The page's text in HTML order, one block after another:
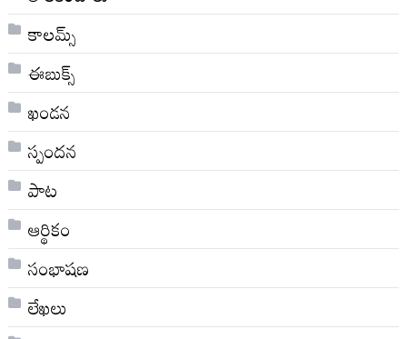
కాలమ్స్
ఈబుక్స్
ఖండన
స్పందన
పాట
ఆర్థికం
సంభాషణ
లేఖలు